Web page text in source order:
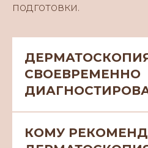
подготовки.
СВОЕВРЕМЕННО
КОМУ